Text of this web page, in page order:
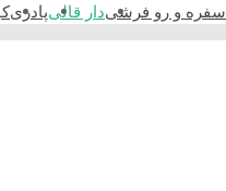
سفره و رو فرشیدار قالیپادری